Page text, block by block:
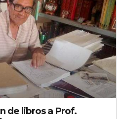
de libros a Prof.